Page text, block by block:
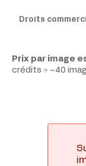
Prix par image
crédits ÷ ~40